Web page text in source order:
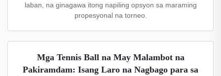
laban, na ginagawa itong napiling opsyon sa maraming
propesyonal na torneo.
Mga Tennis Ball na May Malambot na
Pakiramdam: Isang Laro na Nagbago para sa